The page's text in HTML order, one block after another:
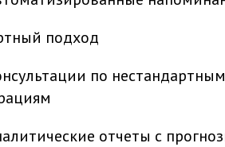
подход
по
отчеты с